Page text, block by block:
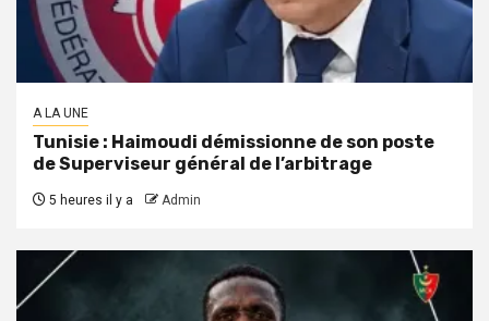
A LA UNE
Tunisie : Haimoudi démissionne de son poste
de Superviseur général de l’arbitrage
5 heures il y a Admin